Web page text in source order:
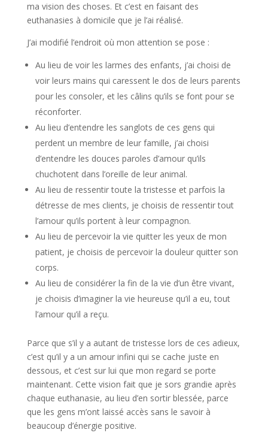
ma vision des choses. Et c’est en faisant des
euthanasies à domicile que je l’ai réalisé.
J’ai modifié l’endroit où mon attention se pose :
Au lieu de voir les larmes des enfants, j’ai choisi de
voir leurs mains qui caressent le dos de leurs parents
pour les consoler, et les câlins qu’ils se font pour se
réconforter.
Au lieu d’entendre les sanglots de ces gens qui
perdent un membre de leur famille, j’ai choisi
d’entendre les douces paroles d’amour qu’ils
chuchotent dans l’oreille de leur animal.
Au lieu de ressentir toute la tristesse et parfois la
détresse de mes clients, je choisis de ressentir tout
l’amour qu’ils portent à leur compagnon.
Au lieu de percevoir la vie quitter les yeux de mon
patient, je choisis de percevoir la douleur quitter son
corps.
Au lieu de considérer la fin de la vie d’un être vivant,
je choisis d’imaginer la vie heureuse qu’il a eu, tout
l’amour qu’il a reçu.
Parce que s’il y a autant de tristesse lors de ces adieux,
c’est qu’il y a un amour infini qui se cache juste en
dessous, et c’est sur lui que mon regard se porte
maintenant. Cette vision fait que je sors grandie après
chaque euthanasie, au lieu d’en sortir blessée, parce
que les gens m’ont laissé accès sans le savoir à
beaucoup d’énergie positive.